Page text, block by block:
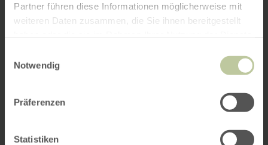
Partner führen diese Informationen möglicherweise mit
weiteren Daten zusammen, die Sie ihnen bereitgestellt
Notwendig
Präferenzen
Statistiken